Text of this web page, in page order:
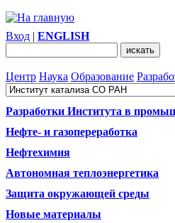
Вход | ENGLISH
Центр Наука Образование
Разработки Института в
Нефте- и газопереработка
Нефтехимия
Автономная теплоэнергетика
Защита окружающей среды
Новые материалы